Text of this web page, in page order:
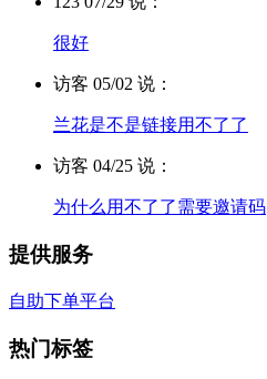
很好
访客 05/02 说：
兰花是不是链接用不了了
访客 04/25 说：
为什么用不了了需要邀请码
提供服务
自助下单平台
热门标签